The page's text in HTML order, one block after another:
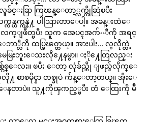
ခ်င္းခြာ ကြၽန္ေတာ့္လက္ကိုဆြဲၿပီး
ယက္ကန္နဲ႔ ပါသြားတာေပါ့။ အခန္းထဲေ
က္ျဖဳတ္ၿပီး သူက အေပၚအက်ႌီကို အရင္
ဘာ္လီကို ထပ္ခြၽတ္တယ္။ အားပါး… လွလိုက္တဲ့
မြးဘူးေသးလို႔ေနမွာ။ ႏို႔ေတြလည္း
က်စ္ေလး။ ၿပီး ေတာ့ လုံခ်ည္ကို ျဖည္ခ်လိုက္ေ
လို႔ စာစမိုင္နာ တစ္ခုပဲ က်န္ေတာ့တယ္။ အိုးေ
တာပဲ။ သူ႔ကိုၾကည့္ၿပီး တံ ေထြးကို မ်ိဳ